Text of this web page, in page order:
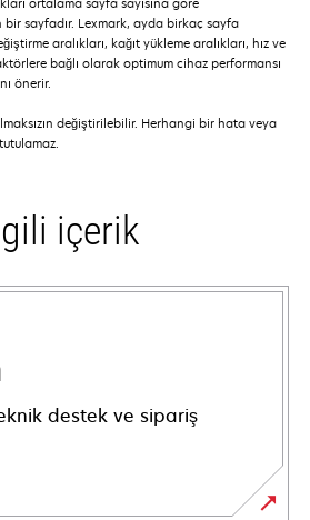
sayfadır. Lexmark, ayda birkaç sayfa
aralıkları, kağıt yükleme aralıkları, hız ve
bağlı olarak optimum cihaz performansı
önerir.
değiştirilebilir. Herhangi bir hata veya
içerik
destek ve sipariş